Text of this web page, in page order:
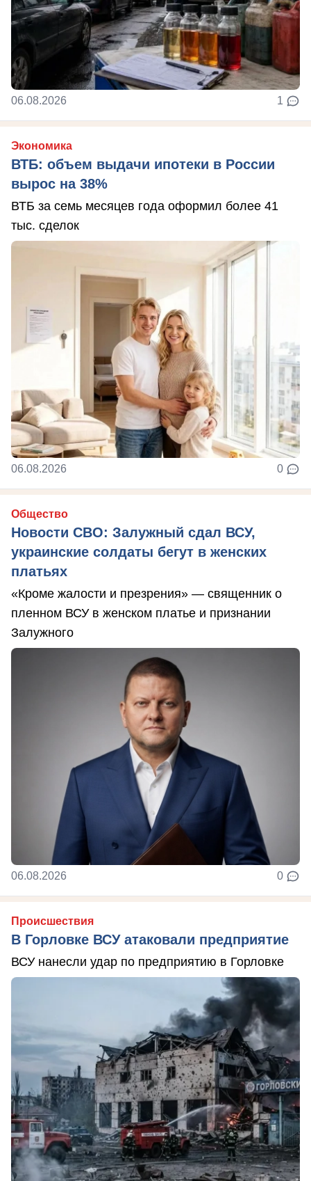
06.08.2026 1
Экономика
ВТБ: объем выдачи ипотеки в России
вырос на 38%
ВТБ за семь месяцев года оформил более 41
тыс. сделок
06.08.2026 0
Общество
Новости СВО: Залужный сдал ВСУ,
украинские солдаты бегут в женских
платьях
«Кроме жалости и презрения» — священник о
пленном ВСУ в женском платье и признании
Залужного
06.08.2026 0
Происшествия
В Горловке ВСУ атаковали предприятие
ВСУ нанесли удар по предприятию в Горловке